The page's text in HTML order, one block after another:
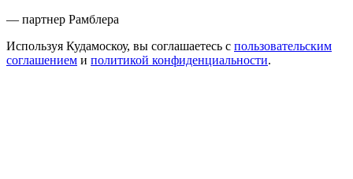
— партнер Рамблера
Используя Кудамоскоу, вы соглашаетесь с пользовательским
соглашением и политикой конфиденциальности.